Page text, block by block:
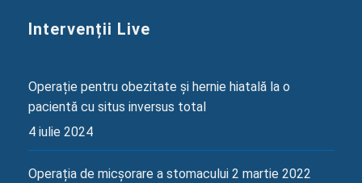
Intervenții Live
Operație pentru obezitate și hernie hiatală la o
pacientă cu situs inversus total
4 iulie 2024
Operația de micșorare a stomacului 2 martie 2022